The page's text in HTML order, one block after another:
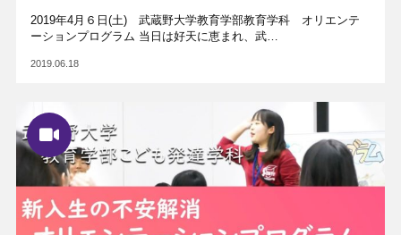
2019年4月６日(土) 武蔵野大学教育学部教育学科 オリエンテ
ーションプログラム 当日は好天に恵まれ、武…
2019.06.18